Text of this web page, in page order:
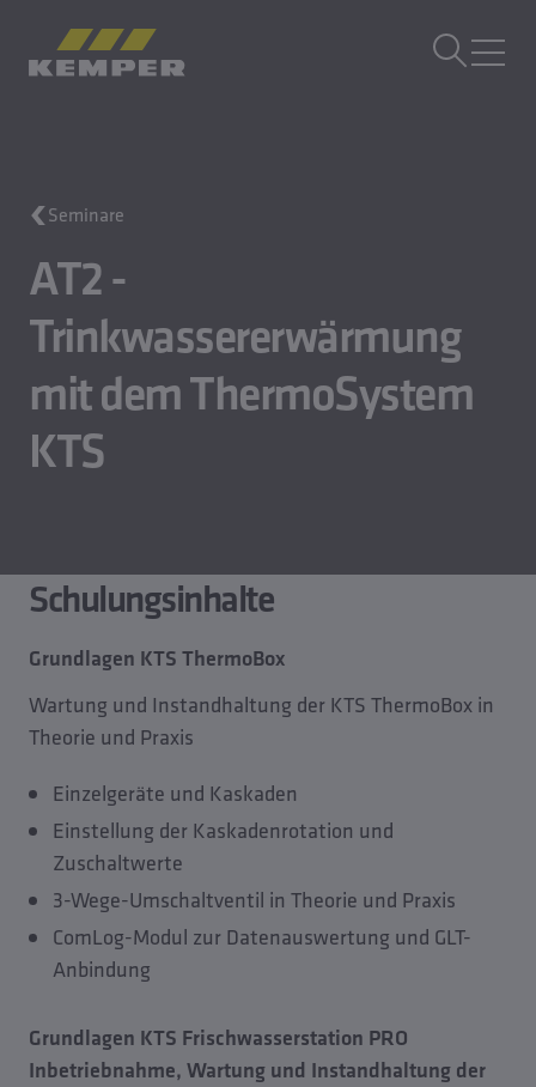
Gusstechnik
Walzprodukte
Unternehmen
Karriere
DE| DE Sprachwechsler
Seminare
AT2 -
Trinkwassererwärmung
mit dem ThermoSystem
KTS
Schulungsinhalte
Grundlagen KTS ThermoBox
Wartung und Instandhaltung der KTS ThermoBox in
Theorie und Praxis
Einzelgeräte und Kaskaden
Einstellung der Kaskadenrotation und
Zuschaltwerte
3-Wege-Umschaltventil in Theorie und Praxis
ComLog-Modul zur Datenauswertung und GLT-
Anbindung
Grundlagen KTS Frischwasserstation PRO
Inbetriebnahme, Wartung und Instandhaltung der